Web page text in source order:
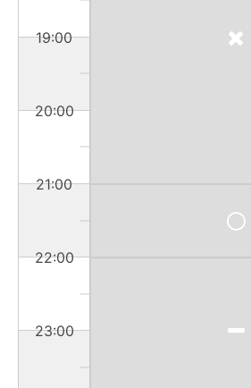
19:00
20:00
21:00
22:00
23:00